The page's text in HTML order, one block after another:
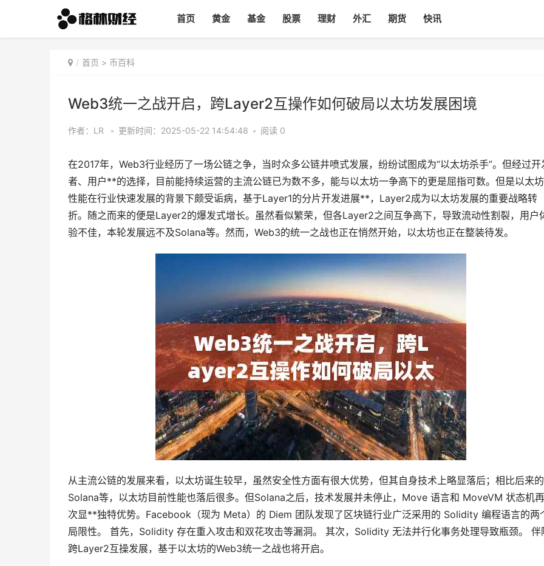
首页 黄金 基金 股票 理财 外汇 期货 快讯
首页 > 币百科
Web3统一之战开启，跨Layer2互操作如何破局以太坊发展困境
作者：LR • 更新时间：2025-05-22 14:54:48 • 阅读 0
在2017年， Web3行业经历了一场公链之争，当时众多公链井喷式发展，纷纷试图成为“以太坊杀手”。但经过开
者、用户**的选择，目前能持续运营的主流公链已为数不多，能与以太坊一争高下的更是屈指可数。但是以太
性能在行业快速发展的背景下颇受诟病，基于Layer1的分片开发进展**，Layer2成为以太坊发展的重要战略转
折。随之而来的便是Layer2的爆发式增长。虽然看似繁荣，但各Layer2之间互争高下，导致流动性割裂，用户
验不佳，本轮发展远不及Solana等。然而，Web3的统一之战也正在悄然开始，以太坊也正在整装待发。
从主流公链的发展来看，以太坊诞生较早，虽然安全性方面有很大优势，但其自身技术上略显落后；相比后来的
Solana等，以太坊目前性能也落后很多。但Solana之后，技术发展并未停止，Move 语言和 MoveVM 状态机再
次显**独特优势。Facebook（现为 Meta）的 Diem 团队发现了区块链行业广泛采用的 Solidity 编程语言的两
局限性。 首先，Solidity 存在重入攻击和双花攻击等漏洞。 其次，Solidity 无法并行化事务处理导致瓶颈。 伴
跨Layer2互操发展，基于以太坊的Web3统一之战也将开启。